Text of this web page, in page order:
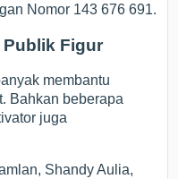
Nomor 143 676 691.
Figur
membantu
Bahkan beberapa
juga
Shandy Aulia,